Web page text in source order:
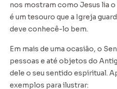
nos mostram como Jesus lia
é um tesouro que a Igreja
deve conhecê-lo bem.
Em mais de uma ocasião, o
pessoas e até objetos do
dele o seu sentido espiritual.
exemplos para ilustrar: